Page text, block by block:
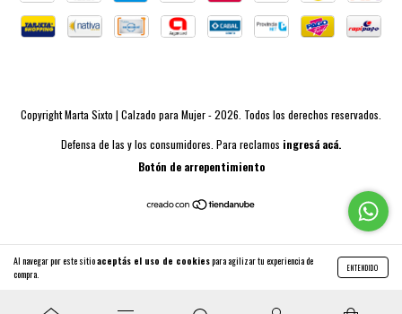
Al navegar por este sitioaceptás el uso de cookiespara agilizar tu experiencia de
compra.
ENTENDIDO
Copyright Marta Sixto | Calzado para Mujer - 2026. Todos los derechos reservados.
Defensa de las y los consumidores. Para reclamos ingresá acá.
Botón de arrepentimiento